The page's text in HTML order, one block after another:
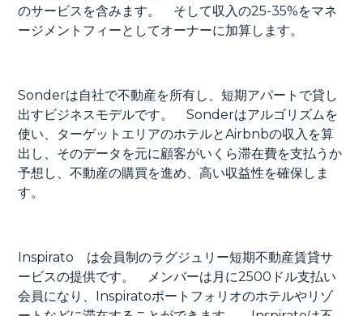
のサービスを含みます。 そして収入の25-35%をマネ
ージメントフィーとしてオーナーに加算します。
Sonderは自社で不動産を所有し、短期アパートで貸し
出すビジネスモデルです。 Sonderはアルゴリズムを
使い、ターゲットエリアのホテルとAirbnbの収入を算
出し、そのデータを元に顧客がいくら滞在費を支払うか
予想し、不動産の購買を進め、高い収益性を確保しま
す。
Inspirato は会員制のラグジュリー短期不動産賃貸サ
ービスの提供です。 メンバーは月に2500ドル支払い
会員になり、Inspiratoポートフォリオのホテルやリゾ